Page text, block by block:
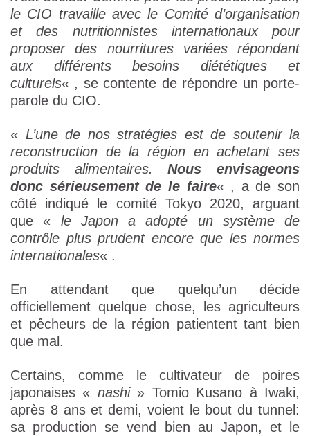
le CIO travaille avec le Comité d’organisation
et des nutritionnistes internationaux pour
proposer des nourritures variées répondant
aux différents besoins diététiques et
culturels« , se contente de répondre un porte-
parole du CIO.
« L’une de nos stratégies est de soutenir la
reconstruction de la région en achetant ses
produits alimentaires.Nous envisageons
donc sérieusement de le faire« , a de son
côté indiqué le comité Tokyo 2020, arguant
que « le Japon a adopté un système de
contrôle plus prudent encore que les normes
internationales« .
En attendant que quelqu’un décide
officiellement quelque chose, les agriculteurs
et pêcheurs de la région patientent tant bien
que mal.
Certains, comme le cultivateur de poires
japonaises « nashi» Tomio Kusano à Iwaki,
après 8 ans et demi, voient le bout du tunnel:
sa production se vend bien au Japon, et le